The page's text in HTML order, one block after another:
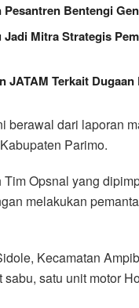
Bentengi
Mitra Strategis
JATAM Terkait
berawal dari laporan
Parimo.
Opsnal yang
melakukan
Kecamatan
satu unit motor